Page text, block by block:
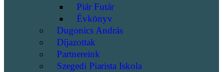
Piár Futár
Évkönyv
Dugonics András
Díjazottak
Partnereink
Szegedi Piarista Iskola